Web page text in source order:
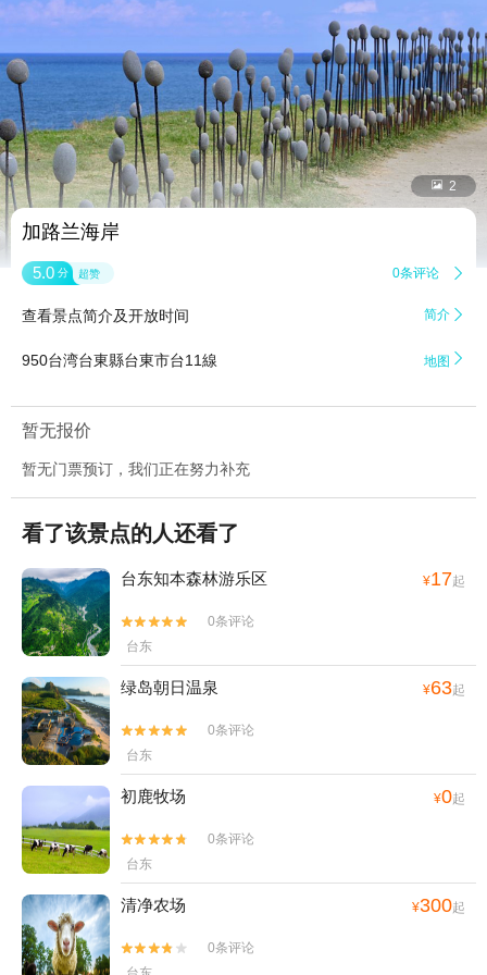
 2
加路兰海岸
5.0 分 超赞 0条评论 
查看景点简介及开放时间 简介 
950台湾台東縣台東市台11線 地图 
暂无报价
暂无门票预订，我们正在努力补充
看了该景点的人还看了
台东知本森林游乐区 ¥17起


0条评论
台东
绿岛朝日温泉 ¥63起


0条评论
台东
初鹿牧场 ¥0起


0条评论
台东
清净农场 ¥300起


0条评论
